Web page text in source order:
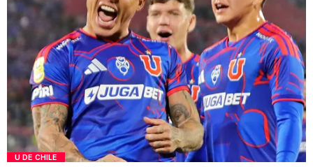
U DE CHILE